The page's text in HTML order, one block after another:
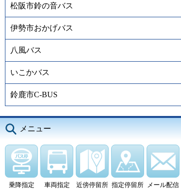
松阪市鈴の音バス
伊勢市おかげバス
八風バス
いこかバス
鈴鹿市C-BUS
メニュー
乗降指定 車両指定 近傍停留所 指定停留所 メール配信